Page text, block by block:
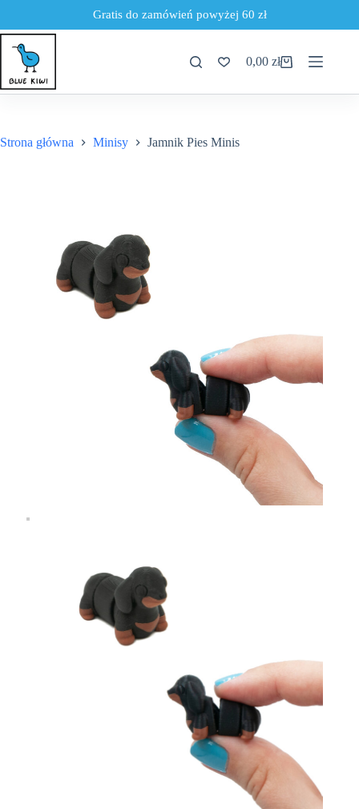
Gratis do zamówień powyżej 60 zł
Przejdź
treści
Koszyk
0,00zł
Strona główna Minisy Jamnik Pies Minis